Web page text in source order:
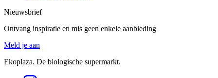
Nieuwsbrief
Ontvang inspiratie en mis geen enkele aanbieding
Meld je aan
Ekoplaza. De biologische supermarkt.